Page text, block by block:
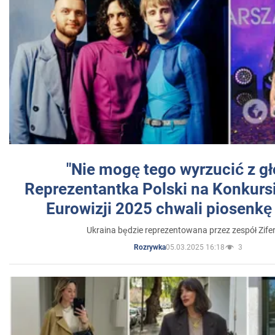
"Nie mogę tego wyrzucić z
Reprezentantka Polski na
Eurowizji 2025 chwali
Ukraina będzie reprezentowana przez zespół
Rozrywka05.03.2025 16:18 3